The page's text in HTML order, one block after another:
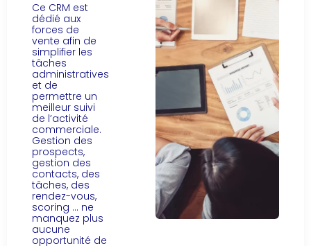
Ce CRM est
dédié aux
forces de
vente afin de
simplifier les
tâches
administratives
et de
permettre un
meilleur suivi
de l’activité
commerciale.
Gestion des
prospects,
gestion des
contacts, des
tâches, des
rendez-vous,
scoring … ne
manquez plus
aucune
opportunité de